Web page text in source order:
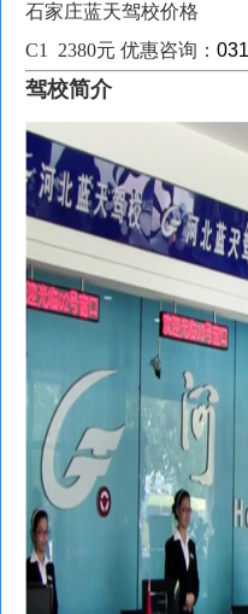
石家庄蓝天驾校价格
C1 2380元 优惠咨询：
驾校简介